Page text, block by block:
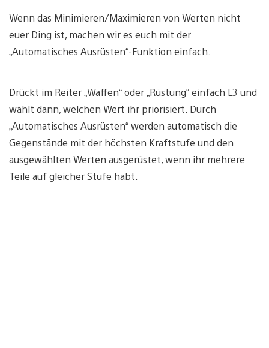
Wenn das Minimieren/Maximieren von Werten nicht
euer Ding ist, machen wir es euch mit der
„Automatisches Ausrüsten“-Funktion einfach.
Drückt im Reiter „Waffen“ oder „Rüstung“ einfach L3 und
wählt dann, welchen Wert ihr priorisiert. Durch
„Automatisches Ausrüsten“ werden automatisch die
Gegenstände mit der höchsten Kraftstufe und den
ausgewählten Werten ausgerüstet, wenn ihr mehrere
Teile auf gleicher Stufe habt.